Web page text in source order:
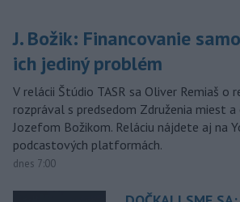
J. Božik: Financovanie
ich jediný problém
V relácii Štúdio TASR sa Oliver Remiaš o
rozprával s predsedom Združenia miest
Jozefom Božikom. Reláciu nájdete aj na
podcastových platformách.
dnes 7:00